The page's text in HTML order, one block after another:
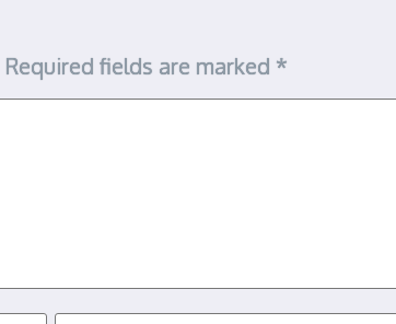
Required fields are marked *